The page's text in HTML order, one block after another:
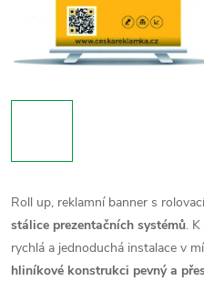
Roll up, reklamní banner s
stálice prezentačních systémů.
rychlá a jednoduchá instalace v
hliníkové konstrukci pevný a